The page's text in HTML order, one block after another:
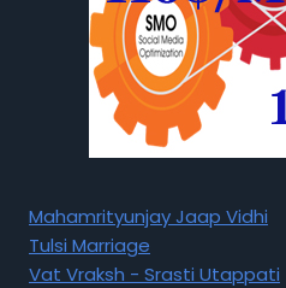
Mahamrityunjay Jaap Vidhi
Tulsi Marriage
Vat Vraksh - Srasti Utappati